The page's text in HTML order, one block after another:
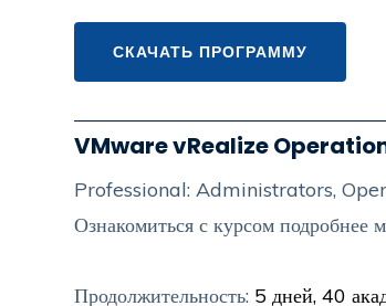
СКАЧАТЬ ПРОГРАММУ
VMware vRealize
Professional: Administrators,
Ознакомиться с курсом подробнее
Продолжительность: 5 дней, 40